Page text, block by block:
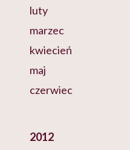
luty
marzec
kwiecień
maj
czerwiec
2012